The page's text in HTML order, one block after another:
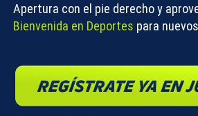
Apertura con el pie derecho y
Bienvenida en Deportes para